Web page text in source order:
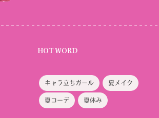
HOT WORD
キャラ立ちガール 夏メイク
夏コーデ 夏休み